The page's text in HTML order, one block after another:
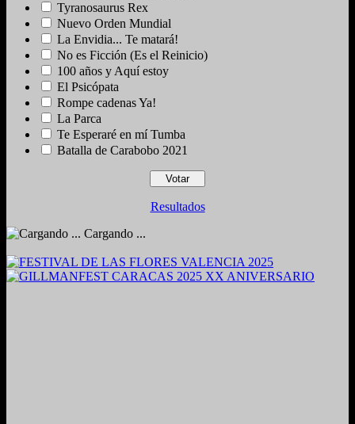
Tyranosaurus Rex
Nuevo Orden Mundial
La Envidia... Te matará!
No es Ficción (Es el Reinicio)
100 años y Aquí estoy
El Psicópata
Rompe cadenas Ya!
La Parca
Te Esperaré en mí Tumba
Batalla de Carabobo 2021
Resultados
Cargando ...